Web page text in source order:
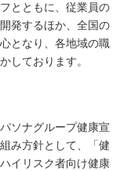
とともに、従業員の
発するほか、全国の
となり、各地域の職
しております。
ソナグループ健康宣
み方針として、「健
イリスク者向け健康